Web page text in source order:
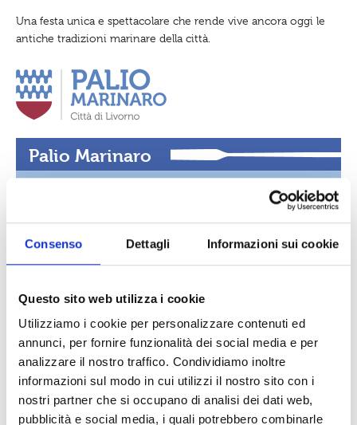
Consenso Dettagli Informazioni sui cookie
Questo sito web utilizza i cookie
Utilizziamo i cookie per personalizzare contenuti ed
annunci, per fornire funzionalità dei social media e per
analizzare il nostro traffico. Condividiamo inoltre
informazioni sul modo in cui utilizzi il nostro sito con i
nostri partner che si occupano di analisi dei dati web,
pubblicità e social media, i quali potrebbero combinarle
Una festa unica e spettacolare che rende vive ancora oggi le
antiche tradizioni marinare della città.
Palio Marinaro
La Voce del Presidente del C.O.P.M.
Foto e video
Location • La Terrazza Mascagni
Palio Special
La storia